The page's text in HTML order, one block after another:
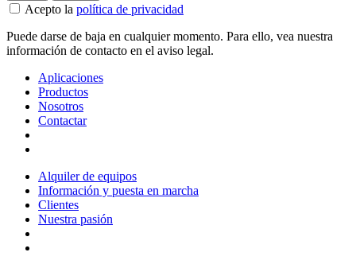
Acepto la política de privacidad
Puede darse de baja en cualquier momento. Para ello, vea nuestra
información de contacto en el aviso legal.
Aplicaciones
Productos
Nosotros
Contactar
Alquiler de equipos
Información y puesta en marcha
Clientes
Nuestra pasión